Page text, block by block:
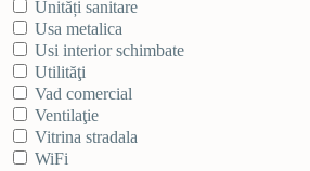
Unități sanitare
Usa metalica
Usi interior schimbate
Utilităţi
Vad comercial
Ventilaţie
Vitrina stradala
WiFi